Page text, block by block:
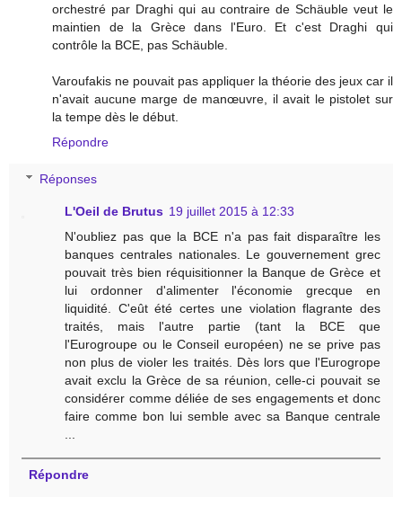
orchestré par Draghi qui au contraire de Schäuble veut le
maintien de la Grèce dans l'Euro. Et c'est Draghi qui
contrôle la BCE, pas Schäuble.
Varoufakis ne pouvait pas appliquer la théorie des jeux car il
n'avait aucune marge de manœuvre, il avait le pistolet sur
la tempe dès le début.
Répondre
Réponses
L'Oeil de Brutus 19 juillet 2015 à 12:33
N'oubliez pas que la BCE n'a pas fait disparaître les
banques centrales nationales. Le gouvernement grec
pouvait très bien réquisitionner la Banque de Grèce et
lui ordonner d'alimenter l'économie grecque en
liquidité. C'eût été certes une violation flagrante des
traités, mais l'autre partie (tant la BCE que
l'Eurogroupe ou le Conseil européen) ne se prive pas
non plus de violer les traités. Dès lors que l'Eurogrope
avait exclu la Grèce de sa réunion, celle-ci pouvait se
considérer comme déliée de ses engagements et donc
faire comme bon lui semble avec sa Banque centrale
Répondre